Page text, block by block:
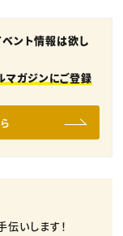
ベント情報は欲し
マガジンにご登録
いします！